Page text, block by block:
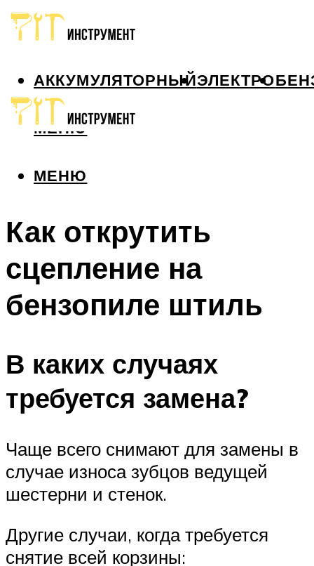
АККУМУЛЯТОРНЫЙЭЛЕКТРО
МЕНЮ
МЕНЮ
Как открутить
сцепление на
бензопиле штиль
В каких случаях
требуется замена?
Чаще всего снимают для замены в
случае износа зубцов ведущей
шестерни и стенок.
Другие случаи, когда требуется
снятие всей корзины: